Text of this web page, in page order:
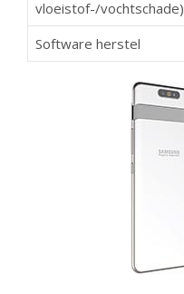
vloeistof-/vochtschade)
Software herstel